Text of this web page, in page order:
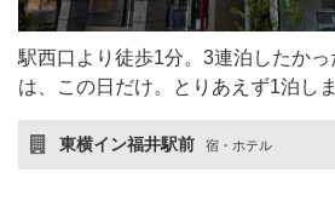
駅西口より徒歩1分。3連泊したか
は、この日だけ。とりあえず1泊しま
東横イン福井駅前 宿・ホテル